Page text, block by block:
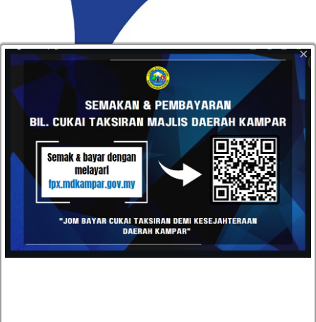
LOGO KOPORAT MAJLIS DAERAH
KAMPAR
Maksud :
×